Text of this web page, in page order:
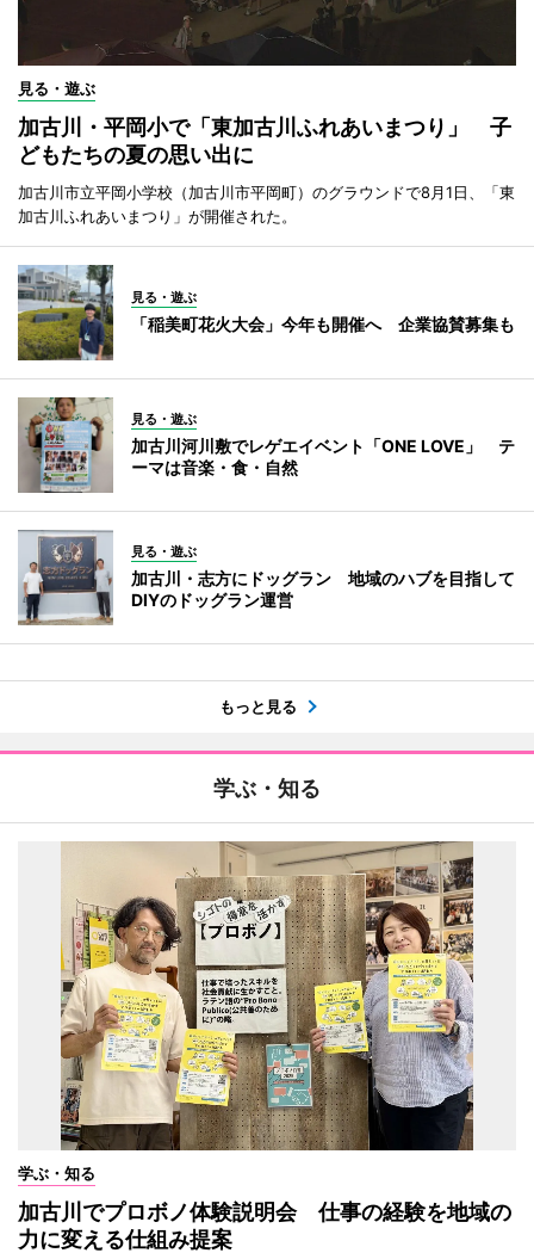
見る・遊ぶ
加古川・平岡小で「東加古川ふれあいまつり」 子
どもたちの夏の思い出に
加古川市立平岡小学校（加古川市平岡町）のグラウンドで8月1日、「東
加古川ふれあいまつり」が開催された。
見る・遊ぶ
「稲美町花火大会」今年も開催へ 企業協賛募集も
見る・遊ぶ
加古川河川敷でレゲエイベント「ONE LOVE」 テ
ーマは音楽・食・自然
見る・遊ぶ
加古川・志方にドッグラン 地域のハブを目指して
DIYのドッグラン運営
もっと見る
学ぶ・知る
学ぶ・知る
加古川でプロボノ体験説明会 仕事の経験を地域の
力に変える仕組み提案